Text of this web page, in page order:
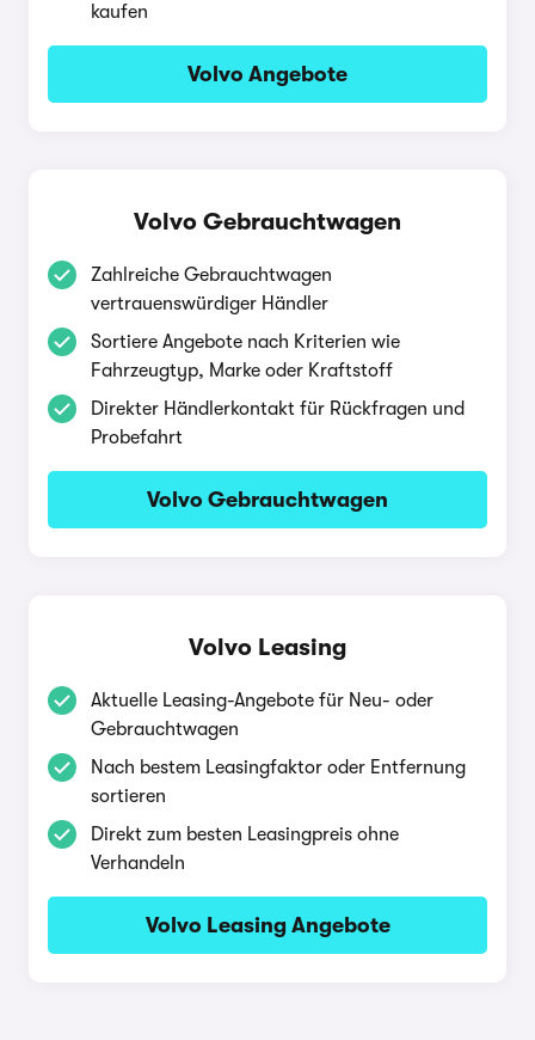
kaufen
Volvo Angebote
Volvo Gebrauchtwagen
Zahlreiche Gebrauchtwagen
vertrauenswürdiger Händler
Sortiere Angebote nach Kriterien wie
Fahrzeugtyp, Marke oder Kraftstoff
Direkter Händlerkontakt für Rückfragen und
Probefahrt
Volvo Gebrauchtwagen
Volvo Leasing
Aktuelle Leasing-Angebote für Neu- oder
Gebrauchtwagen
Nach bestem Leasingfaktor oder Entfernung
sortieren
Direkt zum besten Leasingpreis ohne
Verhandeln
Volvo Leasing Angebote